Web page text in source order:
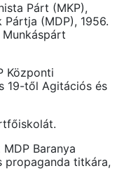
Párt (MKP),
(MDP), 1956.
Központi
19-től Agitációs és
Baranya
propaganda titkára,